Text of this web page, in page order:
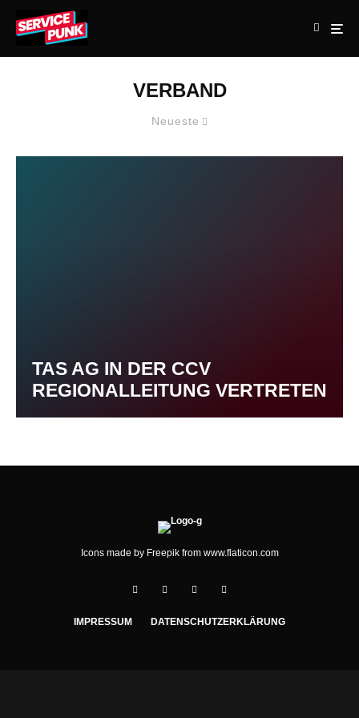
VERBAND
Neueste
TAS AG IN DER CCV
REGIONALLEITUNG VERTRETEN
Icons made by Freepikfrom www.flaticon.com
IMPRESSUM DATENSCHUTZERKLÄRUNG